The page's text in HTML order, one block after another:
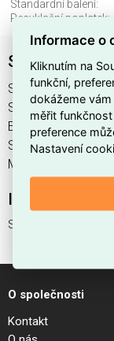
Standardní balení:
Recyklační poplatek:
Svítidlo
Svítidlo
Svítidla, světelné
EAN
Svítidlo
MOD177TL-01B je
Interní název
Svítidlo MOD177TL-
O společnosti
Kontakt
Informace o
Kliknutím na
funkční,
dokážeme
měřit
preference
Nastavení